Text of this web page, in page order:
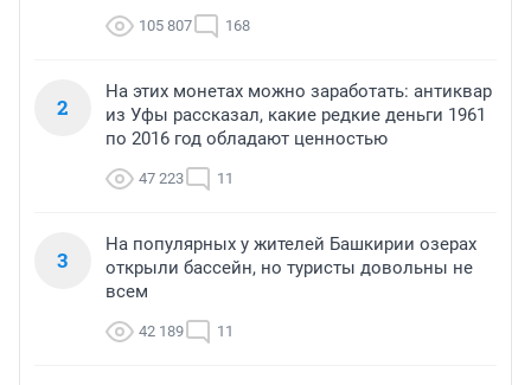
105 807 168
2
На этих монетах можно заработать: антиквар
из Уфы рассказал, какие редкие деньги 1961
по 2016 год обладают ценностью
47 223 11
3
На популярных у жителей Башкирии озерах
открыли бассейн, но туристы довольны не
всем
42 189 11